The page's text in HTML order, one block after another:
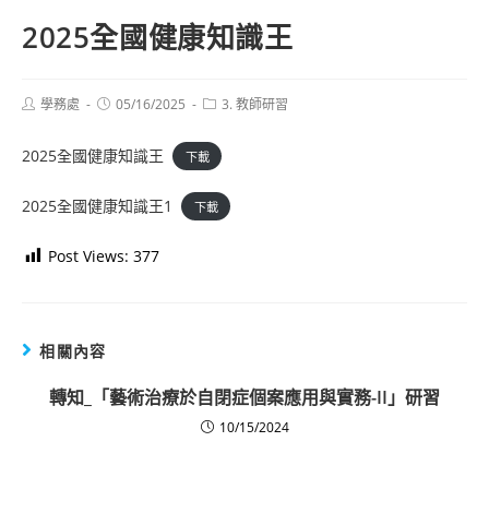
2025全國健康知識王
Post學務處
Post05/16/2025
Post3. 教師研習
2025全國健康知識王 下載
2025全國健康知識王1 下載
Post Views: 377
相關內容
轉知_「藝術治療於自閉症個案應用與實務-II」研習
10/15/2024